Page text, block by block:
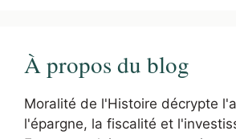
À propos du blog
Moralité de l'Histoire décrypte
l'épargne, la fiscalité et